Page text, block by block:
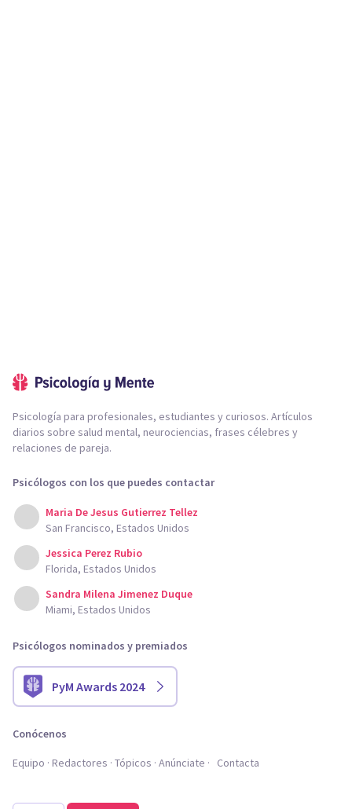
Psicología para profesionales, estudiantes y curiosos. Artículos
diarios sobre salud mental, neurociencias, frases célebres y
relaciones de pareja.
Psicólogos con los que puedes contactar
Maria De Jesus Gutierrez Tellez
San Francisco, Estados Unidos
Jessica Perez Rubio
Florida, Estados Unidos
Sandra Milena Jimenez Duque
Miami, Estados Unidos
Psicólogos nominados y premiados
PyM Awards 2024
Conócenos
Equipo Redactores Tópicos Anúnciate Contacta